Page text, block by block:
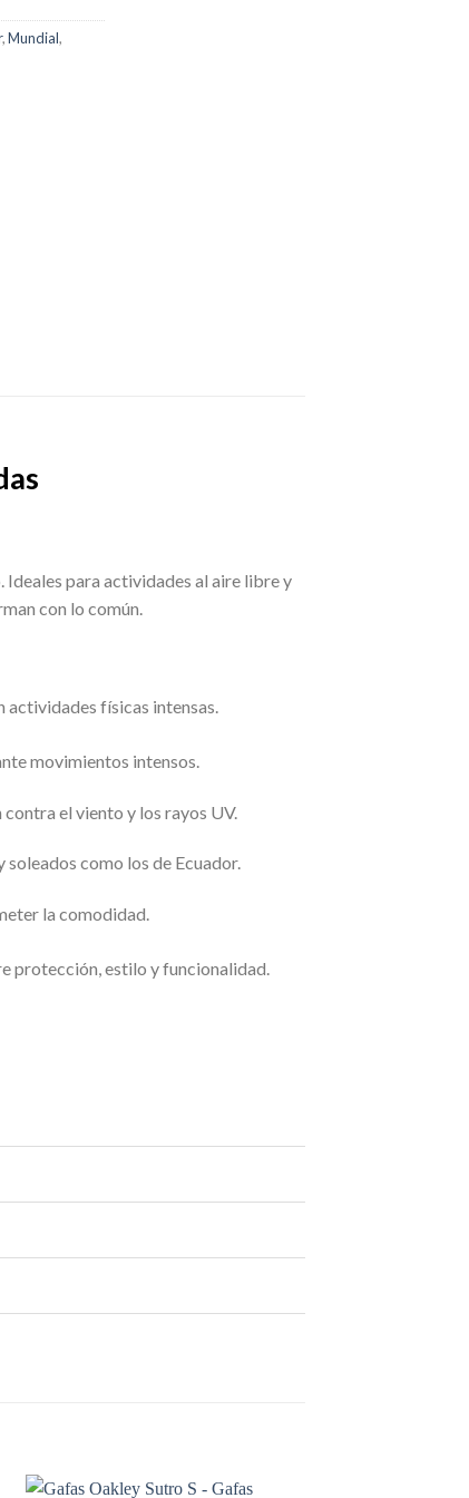
,Mundial,
para actividades al aire libre y
con lo común.
físicas intensas.
movimientos intensos.
el viento y los rayos UV.
como los de Ecuador.
la comodidad.
protección, estilo y funcionalidad.